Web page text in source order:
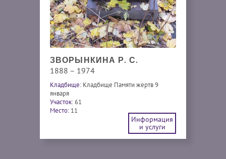
ЗВОРЫНКИНА Р. С.
1888 – 1974
Кладбище: Кладбище Памяти жертв 9
января
Участок:61
Место: 11
Информация
и услуги